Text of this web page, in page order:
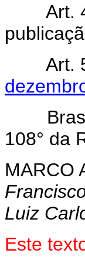
Art. 4°
Art.
108° da
MARCO
Luiz
Este